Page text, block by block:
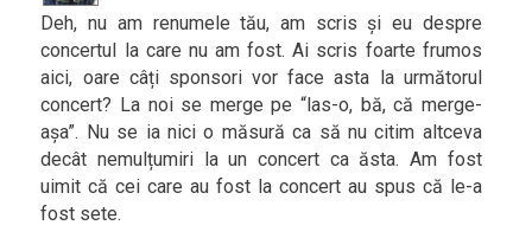
Deh, nu am renumele tău, am scris și eu despre
concertul la care nu am fost. Ai scris foarte frumos
aici, oare câți sponsori vor face asta la următorul
concert? La noi se merge pe “las-o, bă, că merge-
așa”. Nu se ia nici o măsură ca să nu citim altceva
decât nemulțumiri la un concert ca ăsta. Am fost
uimit că cei care au fost la concert au spus că le-a
fost sete.